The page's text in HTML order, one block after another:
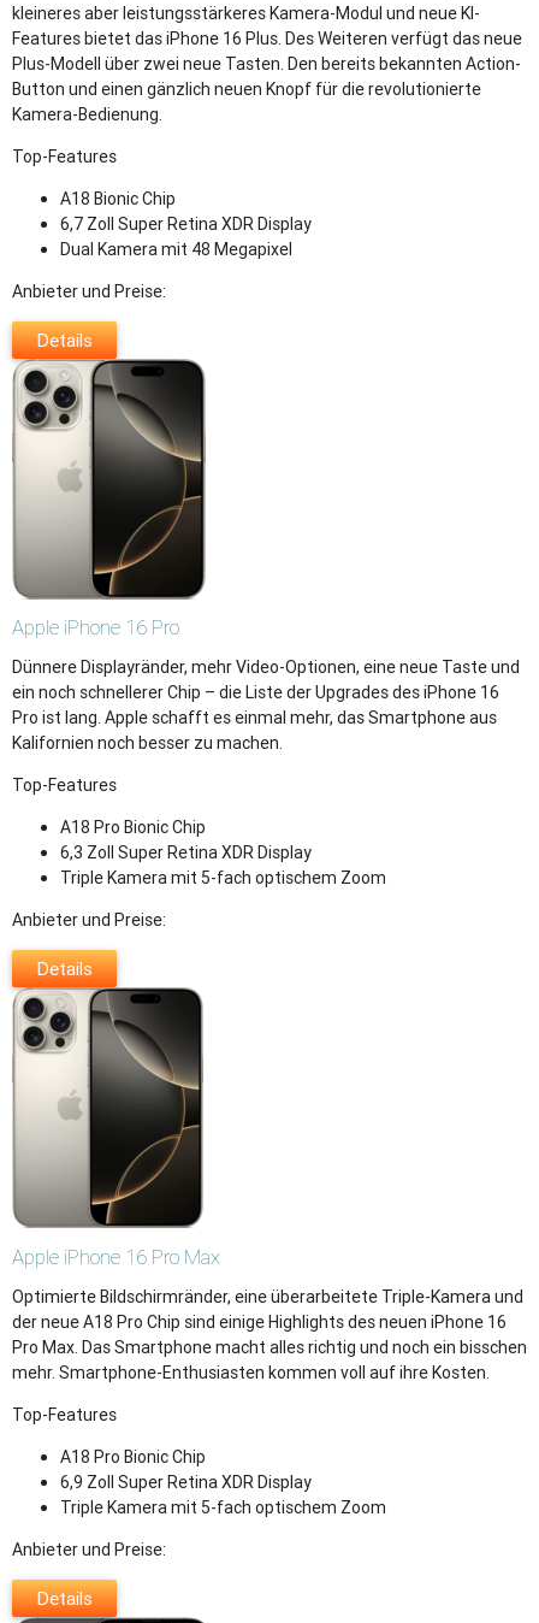
kleineres aber leistungsstärkeres Kamera-Modul und neue KI-
Features bietet das iPhone 16 Plus. Des Weiteren verfügt das neue
Plus-Modell über zwei neue Tasten. Den bereits bekannten Action-
Button und einen gänzlich neuen Knopf für die revolutionierte
Kamera-Bedienung.
Top-Features
A18 Bionic Chip
6,7 Zoll Super Retina XDR Display
Dual Kamera mit 48 Megapixel
Anbieter und Preise:
Details
Apple iPhone 16 Pro
Dünnere Displayränder, mehr Video-Optionen, eine neue Taste und
ein noch schnellerer Chip – die Liste der Upgrades des iPhone 16
Pro ist lang. Apple schafft es einmal mehr, das Smartphone aus
Kalifornien noch besser zu machen.
Top-Features
A18 Pro Bionic Chip
6,3 Zoll Super Retina XDR Display
Triple Kamera mit 5-fach optischem Zoom
Anbieter und Preise:
Details
Apple iPhone 16 Pro Max
Optimierte Bildschirmränder, eine überarbeitete Triple-Kamera und
der neue A18 Pro Chip sind einige Highlights des neuen iPhone 16
Pro Max. Das Smartphone macht alles richtig und noch ein bisschen
mehr. Smartphone-Enthusiasten kommen voll auf ihre Kosten.
Top-Features
A18 Pro Bionic Chip
6,9 Zoll Super Retina XDR Display
Triple Kamera mit 5-fach optischem Zoom
Anbieter und Preise:
Details